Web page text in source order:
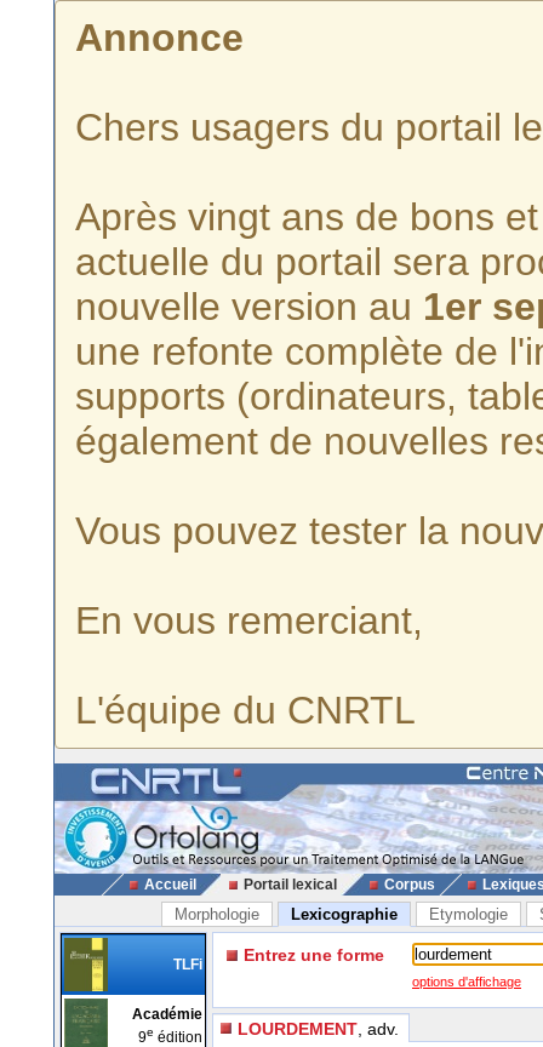
Annonce
Chers usagers du portail
Après vingt ans de bons
actuelle du portail sera
nouvelle version au 1er
une refonte complète de
supports (ordinateurs,
également de nouvelles
Vous pouvez tester la
En vous remerciant,
L'équipe du CNRTL
Accueil Portail lexical Corpus
Morphologie Lexicographie Etymologie
TLFi
Académie
9e édition
Entrez une forme
options d'affichage
LOURDEMENT , adv.